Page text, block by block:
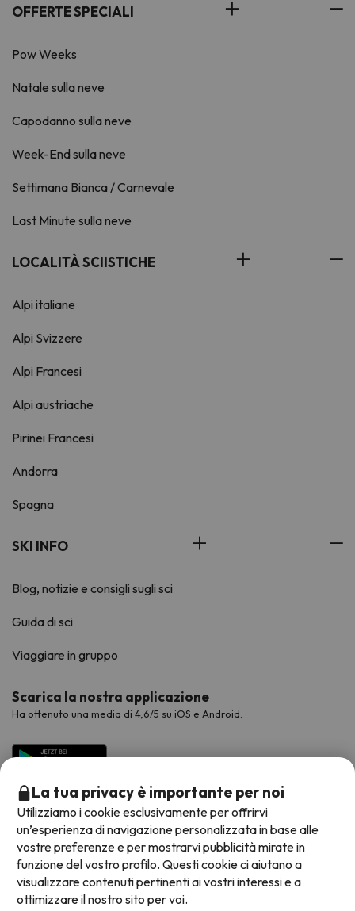
OFFERTE SPECIALI
Pow Weeks
Natale sulla neve
Capodanno sulla neve
Week-End sulla neve
Settimana Bianca / Carnevale
Last Minute sulla neve
LOCALITÀ SCIISTICHE
Alpi italiane
Alpi Svizzere
Alpi Francesi
Alpi austriache
Pirinei Francesi
Andorra
Spagna
SKI INFO
Blog, notizie e consigli sugli sci
Guida di sci
Viaggiare in gruppo
Scarica la nostra applicazione
Ha ottenuto una media di 4,6/5 su iOS e Android.
Metodi di pagamento disponibili
La tua privacy è importante per noi
Utilizziamo i cookie esclusivamente per offrirvi
un’esperienza di navigazione personalizzata in base alle
vostre preferenze e per mostrarvi pubblicità mirate in
funzione del vostro profilo. Questi cookie ci aiutano a
visualizzare contenuti pertinenti ai vostri interessi e a
ottimizzare il nostro sito per voi.